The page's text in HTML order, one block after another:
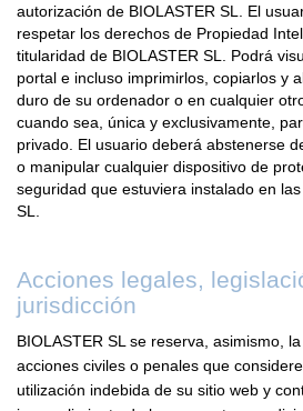
autorización de BIOLASTER SL. El
respetar los derechos de Propiedad
titularidad de BIOLASTER SL. Podrá
portal e incluso imprimirlos, copiarlos y
duro de su ordenador o en cualquier
cuando sea, única y exclusivamente,
privado. El usuario deberá abstenerse
o manipular cualquier dispositivo de
seguridad que estuviera instalado en
SL.
Acciones legales,
jurisdicción
BIOLASTER SL se reserva, asimismo,
acciones civiles o penales que
utilización indebida de su sitio web y